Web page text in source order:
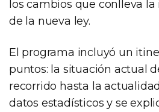
los cambios que conlleva
de la nueva ley.
El programa incluyó un
puntos: la situación actual
recorrido hasta la
datos estadísticos y se